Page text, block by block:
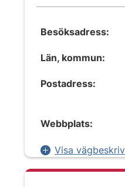
Besöksadress:
Län, kommun:
Postadress:
Webbplats:
Visa